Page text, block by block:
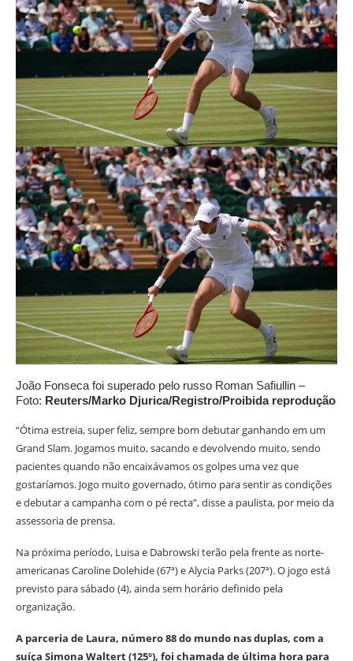
João Fonseca foi superado pelo russo Roman Safiullin –
Foto: Reuters/Marko Djurica/Registro/Proibida reprodução
“Ótima estreia, super feliz, sempre bom debutar ganhando em um
Grand Slam. Jogamos muito, sacando e devolvendo muito, sendo
pacientes quando não encaixávamos os golpes uma vez que
gostaríamos. Jogo muito governado, ótimo para sentir as condições
e debutar a campanha com o pé recta”, disse a paulista, por meio da
assessoria de prensa.
Na próxima período, Luisa e Dabrowski terão pela frente as norte-
americanas Caroline Dolehide (67ª) e Alycia Parks (207ª). O jogo está
previsto para sábado (4), ainda sem horário definido pela
organização.
A parceria de Laura, número 88 do mundo nas duplas, com a
suíça Simona Waltert (125º), foi chamada de última hora para